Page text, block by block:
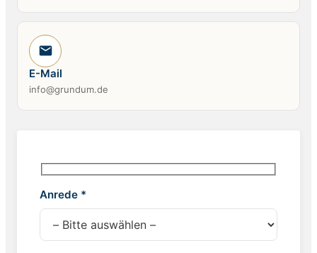
E-Mail
info@grundum.de
Anrede *